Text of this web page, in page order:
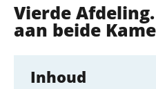
Vierde
aan beide
Inhoud